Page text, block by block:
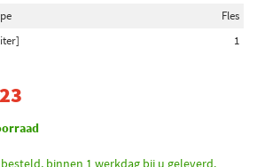
Fles
1
binnen 1 werkdag bij u geleverd.